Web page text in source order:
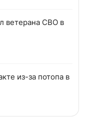
ветерана СВО в
из-за потопа в